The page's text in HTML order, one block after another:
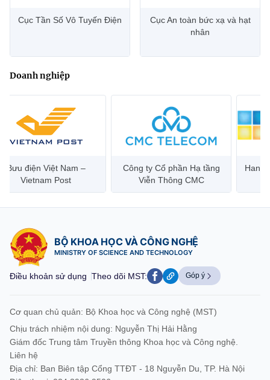
Cục Tần Số Vô Tuyến Điện
Cục An toàn bức xạ và hạt
nhân
Doanh nghiệp
Bưu điện Việt Nam –
Vietnam Post
Công ty Cổ phần Hạ tầng
Viễn Thông CMC
Hanoi
BỘ KHOA HỌC VÀ CÔNG NGHỆ
MINISTRY OF SCIENCE AND TECHNOLOGY
Điều khoản sử dụng Theo dõi MST: Góp ý
Cơ quan chủ quản: Bộ Khoa học và Công nghệ (MST)
Chịu trách nhiệm nội dung: Nguyễn Thị Hải Hằng
Giám đốc Trung tâm Truyền thông Khoa học và Công nghệ.
Liên hệ
Địa chỉ: Ban Biên tập Cổng TTĐT - 18 Nguyễn Du, TP. Hà Nội